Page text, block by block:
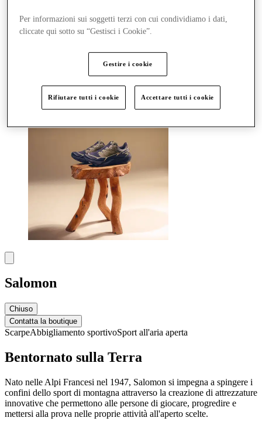
Mangia e Bevi
Servizi
Altro
Salomon
Chiuso
Contatta la boutique
ScarpeAbbigliamento sportivoSport all'aria aperta
Bentornato sulla Terra
Nato nelle Alpi Francesi nel 1947, Salomon si impegna a spingere i
confini dello sport di montagna attraverso la creazione di attrezzature
innovative che permettono alle persone di giocare, progredire e
mettersi alla prova nelle proprie attività all'aperto scelte.
Per informazioni sui soggetti terzi con cui condividiamo i dati,
cliccate qui sotto su “Gestisci i Cookie”.
Gestire i cookie
Rifiutare tutti i cookie Accettare tutti i cookie